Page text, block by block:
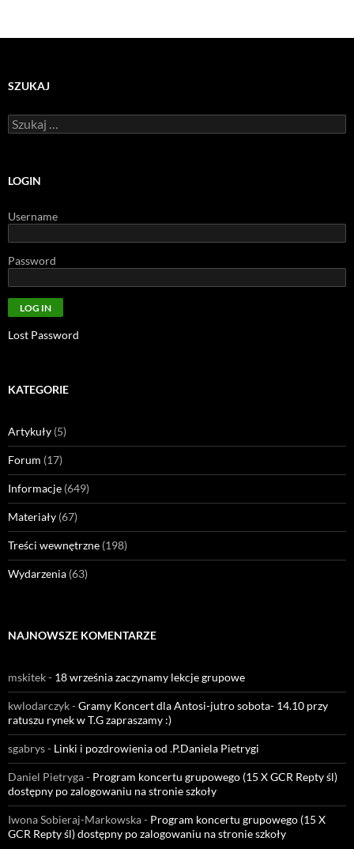
SZUKAJ
Szukaj:
LOGIN
Username
Password
Lost Password
KATEGORIE
Artykuły (5)
Forum (17)
Informacje (649)
Materiały (67)
Treści wewnętrzne (198)
Wydarzenia (63)
NAJNOWSZE KOMENTARZE
mskitek- 18 września zaczynamy lekcje grupowe
kwlodarczyk-Gramy Koncert dla Antosi-jutro sobota- 14.10 przy
ratuszu rynek w T.G zapraszamy :)
sgabrys- Linki i pozdrowienia od .P.Daniela Pietrygi
Daniel Pietryga- Program koncertu grupowego (15 X GCR Repty śl)
dostępny po zalogowaniu na stronie szkoły
Iwona Sobieraj-Markowska- Program koncertu grupowego (15 X
GCR Repty śl) dostępny po zalogowaniu na stronie szkoły